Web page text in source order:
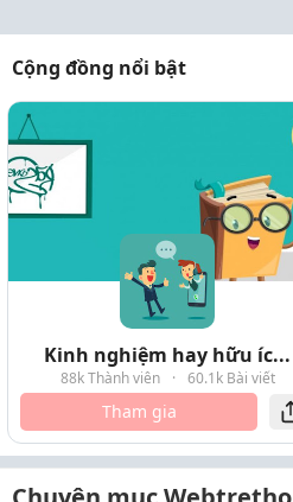
Cộng đồng nổi bật
Kinh nghiệm hay hữu íc...
88k Thành viên · 60.1k Bài viết
Tham gia